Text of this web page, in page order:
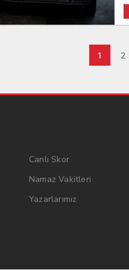
1 2
Canlı Skor
Namaz Vakitleri
Yazarlarımız